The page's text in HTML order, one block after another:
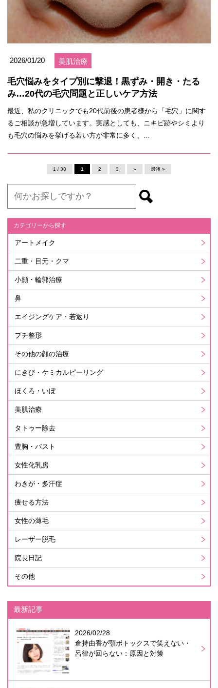
2026/01/20 美肌治療
毛穴悩みをタイプ別に撃退！黒ずみ・開き・たる
み…20代の毛穴問題と正しいケア方法
最近、私のクリニックでも20代前後の患者様から「毛穴」に関す
るご相談が急増しています。実感としても、ニキビ跡やシミより
も毛穴の悩みを挙げる若い方が非常に多く、...
1 / 38 1 2 3 » 最後 »
カテゴリーから探す
アートメイク
二重・目元・クマ
小顔・輪郭治療
鼻
エイジングケア・若返り
プチ整形
その他の顔の治療
にきび・ケミカルピーリング
ほくろ・いぼ
美肌治療
タトゥー除去
豊胸・バスト
女性化乳房
わきが・多汗症
痩せる方法
女性の薄毛
レーザー脱毛
院長日記
その他
最新記事
2026/02/28
倉持由香が顎ボトックスで笑えない・
呂律が回らない：原因と対策